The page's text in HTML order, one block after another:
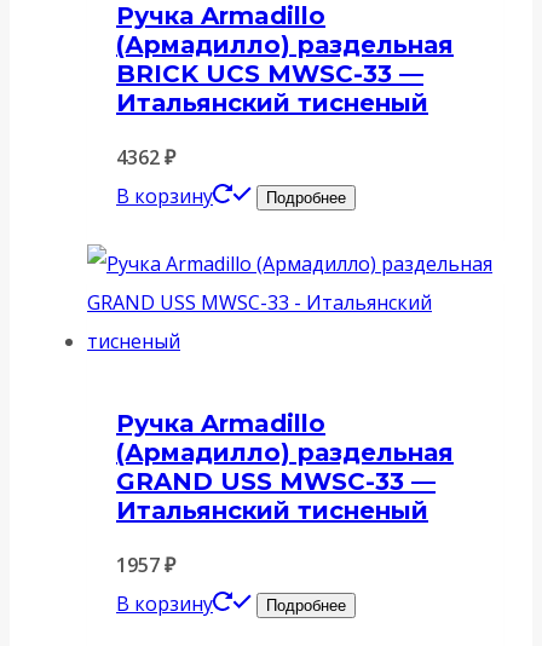
Ручка Armadillo
(Армадилло) раздельная
BRICK UCS MWSC-33 —
Итальянский тисненый
4362₽
В корзину
Подробнее
Ручка Armadillo
(Армадилло) раздельная
GRAND USS MWSC-33 —
Итальянский тисненый
1957₽
В корзину
Подробнее